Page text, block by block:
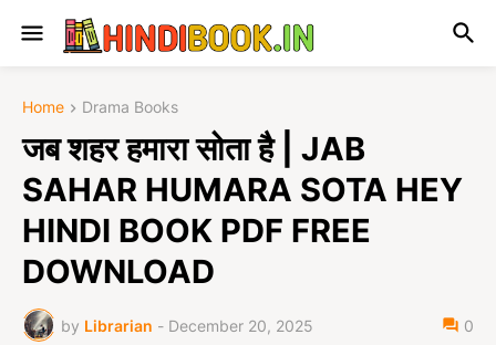
Home Drama Books
जब शहर हमारा सोता है | JAB
SAHAR HUMARA SOTA HEY
HINDI BOOK PDF FREE
DOWNLOAD
by Librarian - December 20, 2025 0